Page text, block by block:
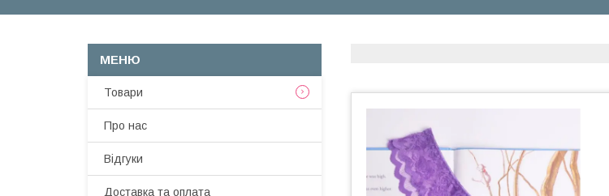
Товари
Про нас
Відгуки
Доставка та оплата